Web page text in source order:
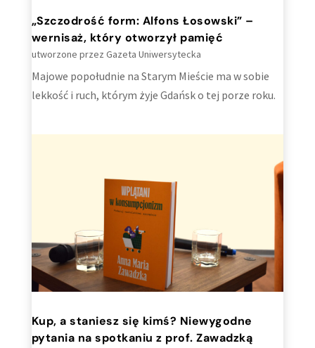
„Szczodrość form: Alfons Łosowski” –
wernisaż, który otworzył pamięć
utworzone przez Gazeta Uniwersytecka
Majowe popołudnie na Starym Mieście ma w sobie
lekkość i ruch, którym żyje Gdańsk o tej porze roku.
Kup, a staniesz się kimś? Niewygodne
pytania na spotkaniu z prof. Zawadzką